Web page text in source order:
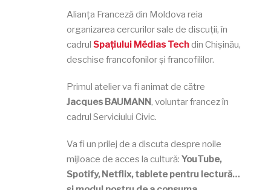
Alianța Franceză din Moldova reia
organizarea cercurilor sale de discuții, în
cadrul Spațiului Médias Techdin Chișinău,
deschise francofonilor și francofililor.
Primul atelier va fi animat de către
Jacques BAUMANN, voluntar francez în
cadrul Serviciului Civic.
Va fi un prilej de a discuta despre noile
mijloace de acces la cultură: YouTube,
Spotify, Netflix, tablete pentru lectură…